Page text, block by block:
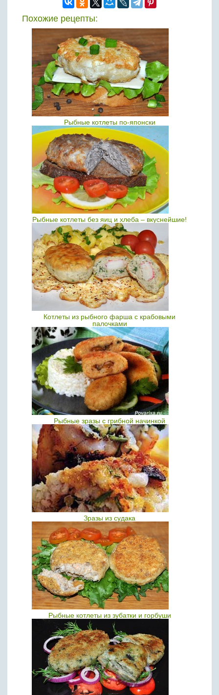
Похожие рецепты:
Рыбные котлеты по-японски
Рыбные котлеты без яиц и хлеба – вкуснейшие!
Котлеты из рыбного фарша с крабовыми
палочками
Рыбные зразы с грибной начинкой
Зразы из судака
Рыбные котлеты из зубатки и горбуши